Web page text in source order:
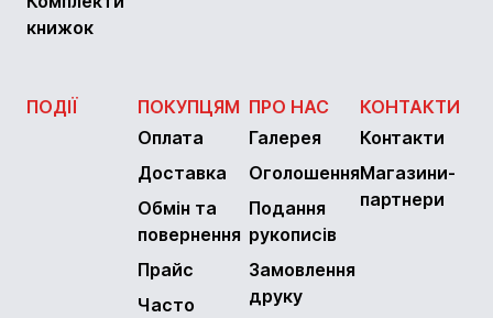
книжок
ПОДІЇ
ПОКУПЦЯМ
Оплата
Доставка
Обмін та
повернення
Прайс
Часто
ПРО НАС
Галерея
Оголошення
Подання
рукописів
Замовлення
друку
КОНТАКТИ
Контакти
Магазини-
партнери